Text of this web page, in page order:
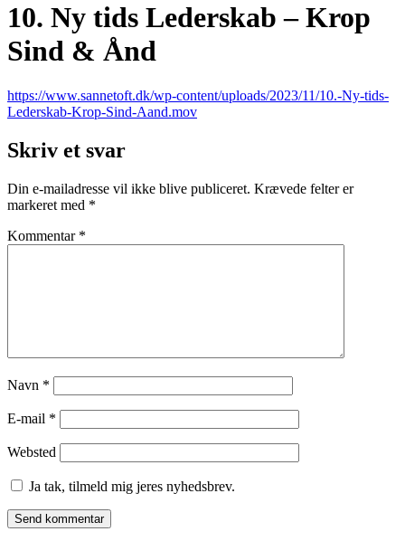
10. Ny tids Lederskab – Krop
Sind & Ånd
https://www.sannetoft.dk/wp-content/uploads/2023/11/10.-Ny-tids-
Lederskab-Krop-Sind-Aand.mov
Skriv et svar
Din e-mailadresse vil ikke blive publiceret. Krævede felter er
markeret med *
Kommentar *
Navn *
E-mail *
Websted
Ja tak, tilmeld mig jeres nyhedsbrev.